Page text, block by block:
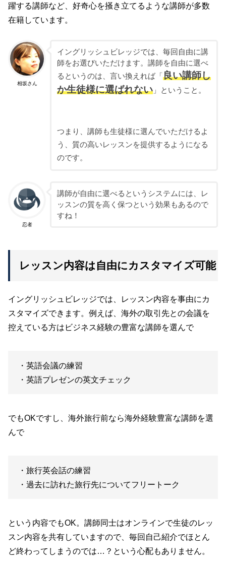
躍する講師など、好奇心を掻き立てるような講師が多数
在籍しています。
相坂さん
イングリッシュビレッジでは、毎回自由に講
師をお選びいただけます。講師を自由に選べ
るというのは、言い換えれば「 良い講師し
か生徒様に選ばれない」ということ。
つまり、講師も生徒様に選んでいただけるよ
う、質の高いレッスンを提供するようになる
のです。
忍者
講師が自由に選べるというシステムには、レ
ッスンの質を高く保つという効果もあるので
すね！
レッスン内容は自由にカスタマイズ可能
イングリッシュビレッジでは、レッスン内容を事由にカ
スタマイズできます。例えば、海外の取引先との会議を
控えている方はビジネス経験の豊富な講師を選んで
・英語会議の練習
・英語プレゼンの英文チェック
でもOKですし、海外旅行前なら海外経験豊富な講師を選
んで
・旅行英会話の練習
・過去に訪れた旅行先についてフリートーク
という内容でもOK。講師同士はオンラインで生徒のレッ
スン内容を共有していますので、毎回自己紹介でほとん
ど終わってしまうのでは…？という心配もありません。